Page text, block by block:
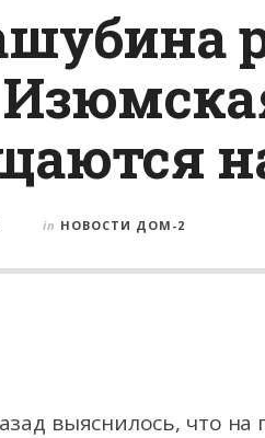
in НОВОСТИ ДОМ-2
выяснилось, что на